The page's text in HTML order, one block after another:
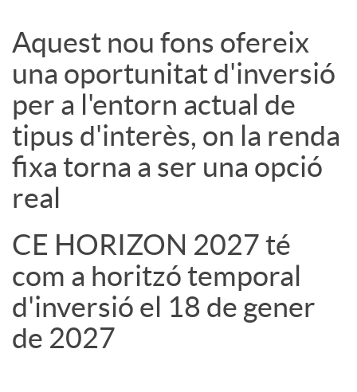
a
l
s
Aquest nou fons ofereix
una oportunitat d'inversió
per a l'entorn actual de
tipus d'interès, on la renda
fixa torna a ser una opció
real
CE HORIZON 2027 té
com a horitzó temporal
d'inversió el 18 de gener
de 2027